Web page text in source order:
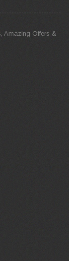
Amazing Offers &